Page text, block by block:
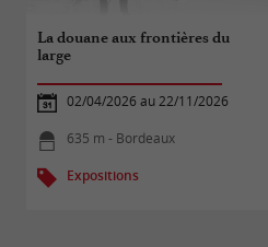
La douane aux frontières du
large
02/04/2026 au 22/11/2026
635 m - Bordeaux
Expositions